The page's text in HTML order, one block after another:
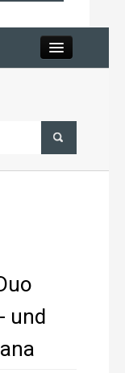
und Tablet
2026
und Tablet
und